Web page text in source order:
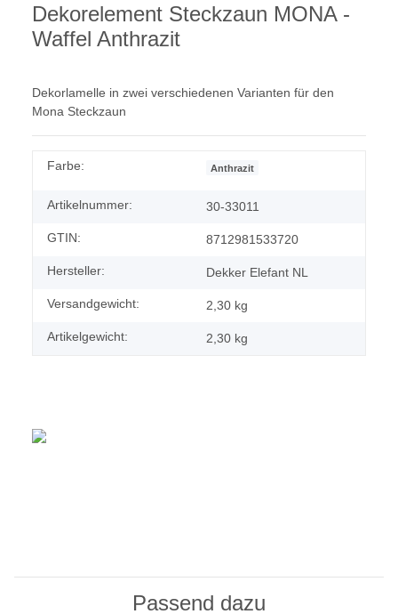
Dekorelement Steckzaun MONA -
Waffel Anthrazit
Dekorlamelle in zwei verschiedenen Varianten für den
Mona Steckzaun
Farbe: Anthrazit
Artikelnummer: 30-33011
GTIN: 8712981533720
Hersteller: Dekker Elefant NL
Versandgewicht: 2,30 kg
Artikelgewicht: 2,30 kg
Passend dazu